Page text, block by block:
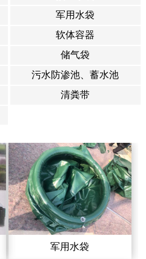
军用水袋
软体容器
储气袋
污水防渗池、蓄水池
清粪带
军用水袋